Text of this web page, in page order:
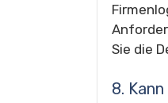
Sie die
8.